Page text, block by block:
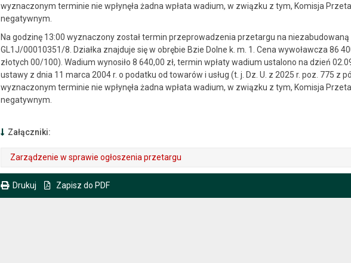
wyznaczonym terminie nie wpłynęła żadna wpłata wadium, w związku z tym, Komisja
negatywnym.
Na godzinę 13:00 wyznaczony został termin przeprowadzenia przetargu na
GL1J/00010351/8. Działka znajduje się w obrębie Bzie Dolne k. m. 1. Cena wywoławcza 86
złotych 00/100). Wadium wynosiło 8 640,00 zł, termin wpłaty wadium ustalono na dzień
ustawy z dnia 11 marca 2004 r. o podatku od towarów i usług (t. j. Dz. U. z 2025 r. poz. 775 z
wyznaczonym terminie nie wpłynęła żadna wpłata wadium, w związku z tym, Komisja
negatywnym.
Załączniki:
Zarządzenie w sprawie ogłoszenia przetargu
Drukuj Zapisz do PDF